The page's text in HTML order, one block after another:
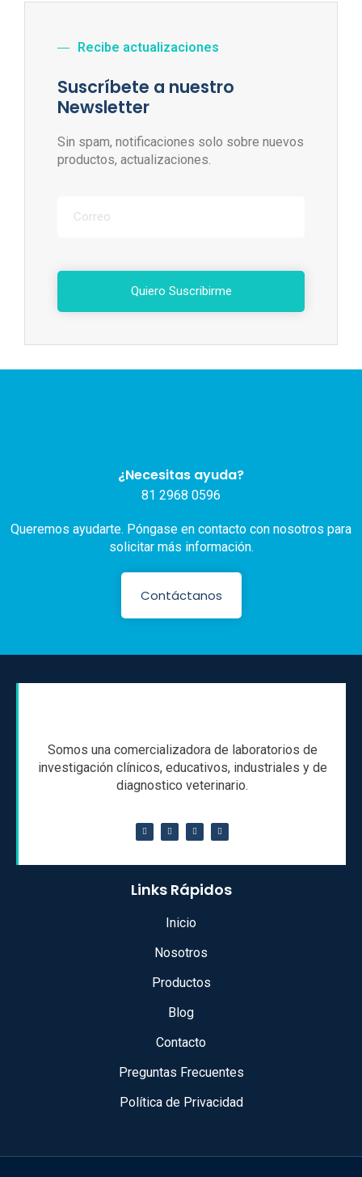
Recibe actualizaciones
Suscríbete a nuestro
Newsletter
Sin spam, notificaciones solo sobre nuevos
productos, actualizaciones.
Quiero Suscribirme
¿Necesitas ayuda?
81 2968 0596
Queremos ayudarte. Póngase en contacto con nosotros para
solicitar más información.
Contáctanos
Somos una comercializadora de laboratorios de
investigación clínicos, educativos, industriales y de
diagnostico veterinario.
Links Rápidos
Inicio
Nosotros
Productos
Blog
Contacto
Preguntas Frecuentes
Política de Privacidad